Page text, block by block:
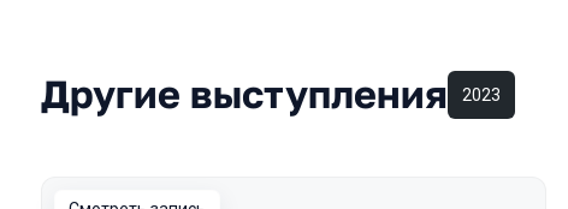
Другие выступления 2023